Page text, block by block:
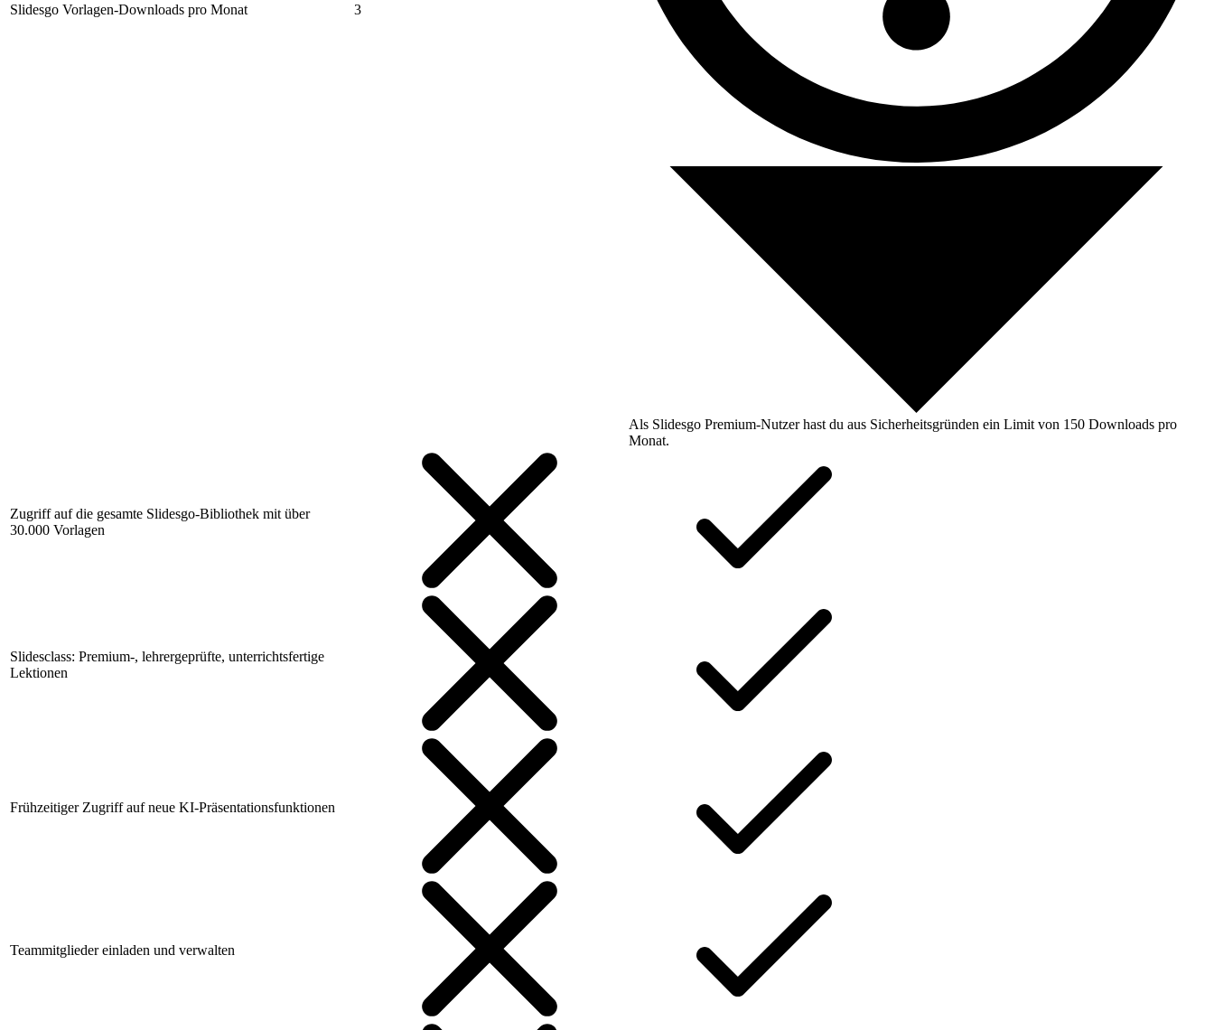
Slidesgo Vorlagen-Downloads pro Monat 3
Als Slidesgo Premium-Nutzer hast du aus Sicherheitsgründen ein Limit von 150 Downloads pro
Monat.
Zugriff auf die gesamte Slidesgo-Bibliothek mit über
30.000 Vorlagen
Slidesclass: Premium-, lehrergeprüfte, unterrichtsfertige
Lektionen
Frühzeitiger Zugriff auf neue KI-Präsentationsfunktionen
Teammitglieder einladen und verwalten